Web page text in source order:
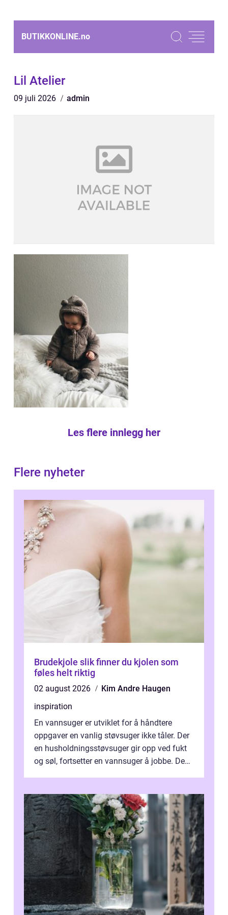
BUTIKKONLINE.no
Lil Atelier
09 juli 2026 admin
Les flere innlegg her
Flere nyheter
Brudekjole slik finner du kjolen som
føles helt riktig
02 august 2026
Kim Andre Haugen
inspiration
En vannsuger er utviklet for å håndtere
oppgaver en vanlig støvsuger ikke tåler. Der
en husholdningsstøvsuger gir opp ved fukt
og søl, fortsetter en vannsuger å jobbe. Den